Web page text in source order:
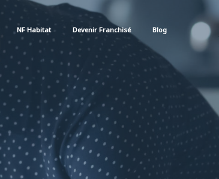
NF Habitat Devenir Franchisé Blog